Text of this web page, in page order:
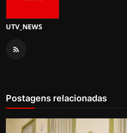
UTV_NEWS
Postagens relacionadas